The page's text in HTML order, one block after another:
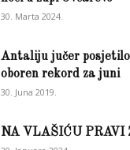
30. Marta 2024.
Antaliju jučer posjetilo
oboren rekord za juni
30. Juna 2019.
NA VLAŠIĆU PRAVI